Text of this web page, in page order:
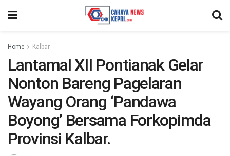
Home Kalbar
Lantamal XII Pontianak Gelar
Nonton Bareng Pagelaran
Wayang Orang ‘Pandawa
Boyong’ Bersama Forkopimda
Provinsi Kalbar.